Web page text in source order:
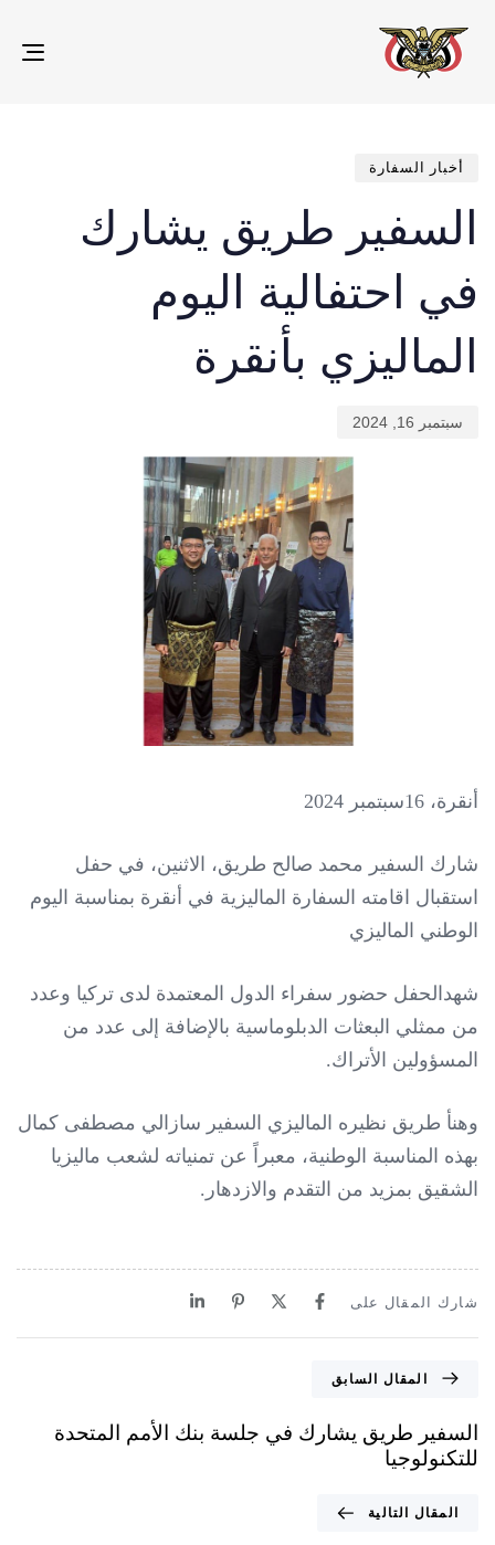
أخبار السفارة
السفير طريق يشارك
في احتفالية اليوم
الماليزي بأنقرة
سبتمبر 16, 2024
أنقرة، 16سبتمبر 2024
شارك السفير محمد صالح طريق، الاثنين، في حفل
استقبال اقامته السفارة الماليزية في أنقرة بمناسبة اليوم
الوطني الماليزي
شهدالحفل حضور سفراء الدول المعتمدة لدى تركيا وعدد
من ممثلي البعثات الدبلوماسية بالإضافة إلى عدد من
المسؤولين الأتراك.
وهنأ طريق نظيره الماليزي السفير سازالي مصطفى كمال
بهذه المناسبة الوطنية، معبراً عن تمنياته لشعب ماليزيا
الشقيق بمزيد من التقدم والازدهار.
شارك المقال على
المقال السابق
السفير طريق يشارك في جلسة بنك الأمم المتحدة
للتكنولوجيا
المقال التالية